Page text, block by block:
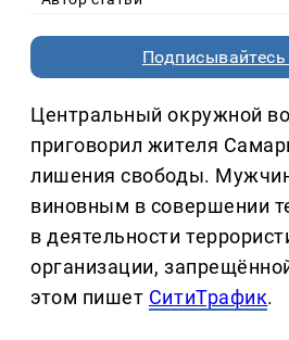
Центральный окружной
приговорил жителя
лишения свободы.
виновным в совершении
в деятельности
организации,
этом пишет СитиТрафик.